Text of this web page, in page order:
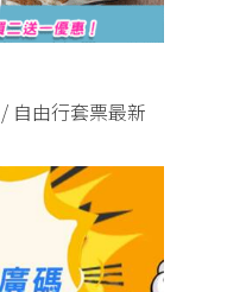
自由行套票最新